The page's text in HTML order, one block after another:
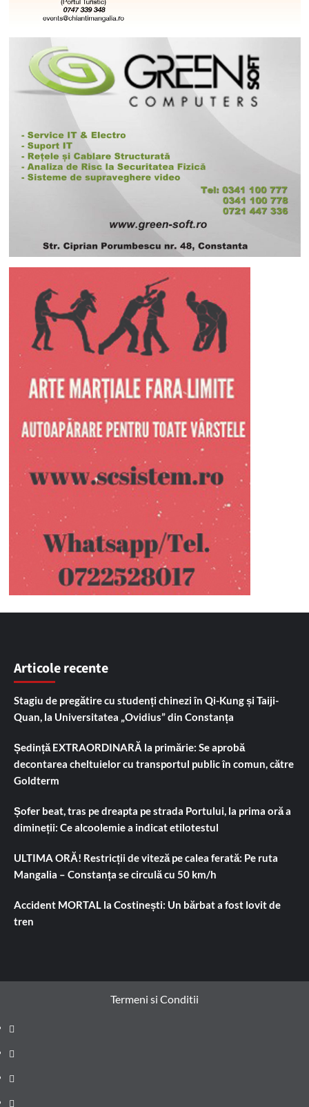
Articole recente
Stagiu de pregătire cu studenți chinezi în Qi-Kung și Taiji-
Quan, la Universitatea „Ovidius” din Constanța
Ședință EXTRAORDINARĂ la primărie: Se aprobă
decontarea cheltuielor cu transportul public în comun, către
Goldterm
Șofer beat, tras pe dreapta pe strada Portului, la prima oră a
dimineții: Ce alcoolemie a indicat etilotestul
ULTIMA ORĂ! Restricții de viteză pe calea ferată: Pe ruta
Mangalia – Constanța se circulă cu 50 km/h
Accident MORTAL la Costinești: Un bărbat a fost lovit de
tren
Termeni si Conditii
Prima
pagină
Știri
de
ultima
Administrație
locală
Actualitate